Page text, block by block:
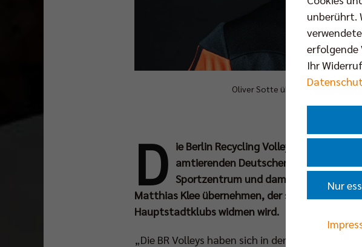
Oliver Sotte übernimmt ab sofort
D ie Berlin Recycling Volleys
amtierenden Deutschen Meisters und
Sportzentrum und damit die
Matthias Klee übernehmen, der sich zukünftig
Hauptstadtklubs widmen wird.
„Die BR Volleys haben sich in den letzten
unberührt.
erfolgende
Ihr
Nur